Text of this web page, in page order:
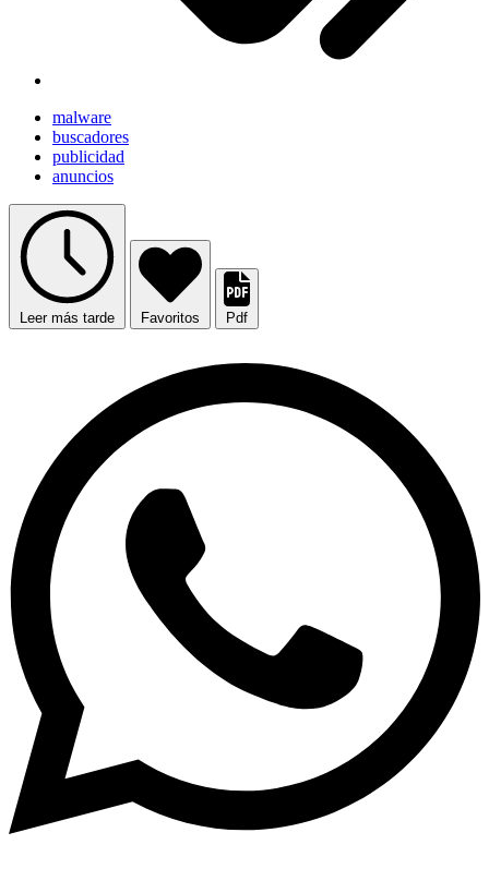
malware
buscadores
publicidad
anuncios
Leer más tarde Favoritos Pdf